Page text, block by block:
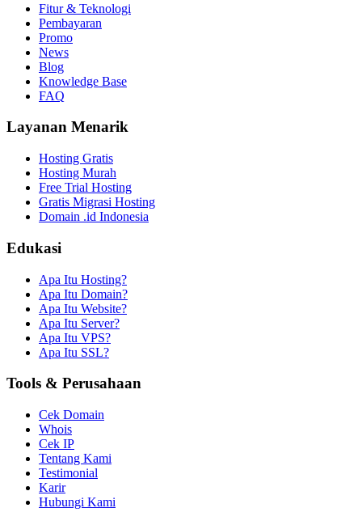
Fitur & Teknologi
Pembayaran
Promo
News
Blog
Knowledge Base
FAQ
Layanan Menarik
Hosting Gratis
Hosting Murah
Free Trial Hosting
Gratis Migrasi Hosting
Domain .id Indonesia
Edukasi
Apa Itu Hosting?
Apa Itu Domain?
Apa Itu Website?
Apa Itu Server?
Apa Itu VPS?
Apa Itu SSL?
Tools & Perusahaan
Cek Domain
Whois
Cek IP
Tentang Kami
Testimonial
Karir
Hubungi Kami